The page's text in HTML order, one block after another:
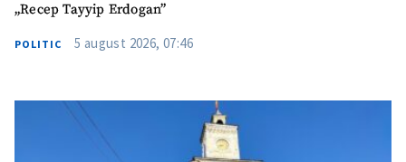
„Recep Tayyip Erdogan”
POLITIC 5 august 2026, 07:46
Am citit și sunt de
acord cupolitica de